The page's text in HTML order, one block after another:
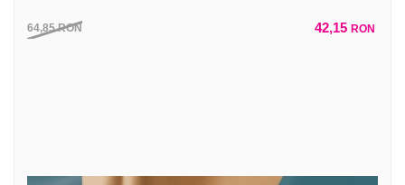
64,85RON 42,15 RON